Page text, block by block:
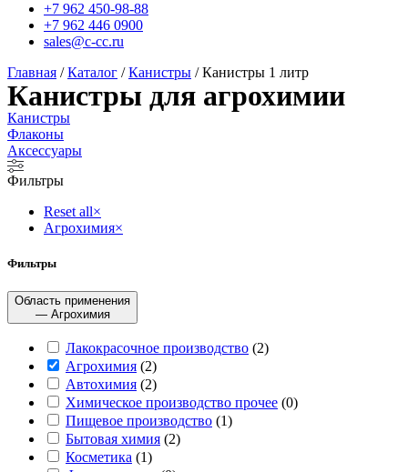
+7 962 450-98-88
+7 962 446 0900
sales@c-cc.ru
Главная /Каталог /Канистры / Канистры 1 литр
Канистры для агрохимии
Канистры
Флаконы
Аксессуары
Фильтры
Reset all×
Агрохимия×
Фильтры
Область применения
— Агрохимия
Лакокрасочное производство (2)
Агрохимия (2)
Автохимия (2)
Химическое производство прочее (0)
Пищевое производство (1)
Бытовая химия (2)
Косметика (1)